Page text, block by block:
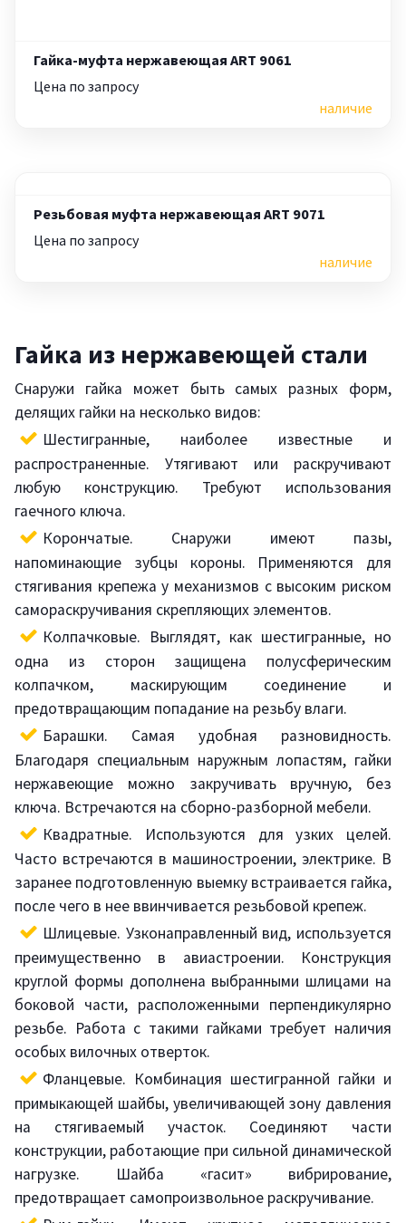
Гайка-муфта нержавеющая ART 9061
Цена по запросу
наличие
Резьбовая муфта нержавеющая ART 9071
Цена по запросу
наличие
Гайка из нержавеющей стали
Снаружи гайка может быть самых разных форм,
делящих гайки на несколько видов:
Шестигранные, наиболее известные и
распространенные. Утягивают или раскручивают
любую конструкцию. Требуют использования
гаечного ключа.
Корончатые. Снаружи имеют пазы,
напоминающие зубцы короны. Применяются для
стягивания крепежа у механизмов с высоким риском
самораскручивания скрепляющих элементов.
Колпачковые. Выглядят, как шестигранные, но
одна из сторон защищена полусферическим
колпачком, маскирующим соединение и
предотвращающим попадание на резьбу влаги.
Барашки. Самая удобная разновидность.
Благодаря специальным наружным лопастям, гайки
нержавеющие можно закручивать вручную, без
ключа. Встречаются на сборно-разборной мебели.
Квадратные. Используются для узких целей.
Часто встречаются в машиностроении, электрике. В
заранее подготовленную выемку встраивается гайка,
после чего в нее ввинчивается резьбовой крепеж.
Шлицевые. Узконаправленный вид, используется
преимущественно в авиастроении. Конструкция
круглой формы дополнена выбранными шлицами на
боковой части, расположенными перпендикулярно
резьбе. Работа с такими гайками требует наличия
особых вилочных отверток.
Фланцевые. Комбинация шестигранной гайки и
примыкающей шайбы, увеличивающей зону давления
на стягиваемый участок. Соединяют части
конструкции, работающие при сильной динамической
нагрузке. Шайба «гасит» вибрирование,
предотвращает самопроизвольное раскручивание.